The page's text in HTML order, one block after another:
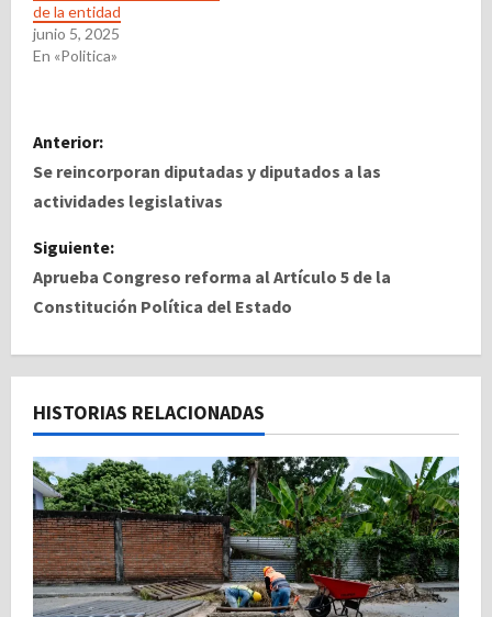
de la entidad
junio 5, 2025
En «Politica»
N
a
e
g
a
c
i
ó
n
d
Anterior:
Se reincorporan diputadas y diputados a las
actividades legislativas
Siguiente:
Aprueba Congreso reforma al Artículo 5 de la
Constitución Política del Estado
HISTORIAS RELACIONADAS